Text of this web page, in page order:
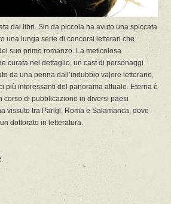
dai libri. Sin da piccola ha avuto una spiccata
una lunga serie di concorsi letterari che
suo primo romanzo. La meticolosa
curata nel dettaglio, un cast di personaggi
da una penna dall’indubbio valore letterario,
più interessanti del panorama attuale. Eterna è
corso di pubblicazione in diversi paesi
vissuto tra Parigi, Roma e Salamanca, dove
dottorato in letteratura.